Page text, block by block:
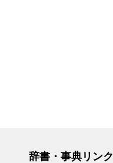
辞書・事典リンク